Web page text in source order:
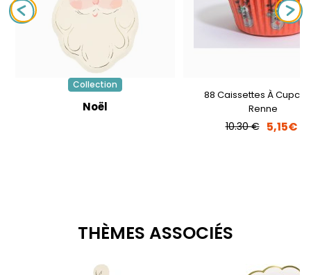
Collection
Noël
88 Caissettes À
Renne
10.30 € 5,15€
THÈMES ASSOCIÉS